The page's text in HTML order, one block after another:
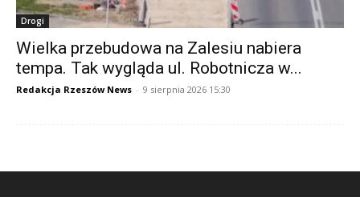
Drogi
Wielka przebudowa na Zalesiu nabiera
tempa. Tak wygląda ul. Robotnicza w...
Redakcja Rzeszów News - 9 sierpnia 2026 15:30